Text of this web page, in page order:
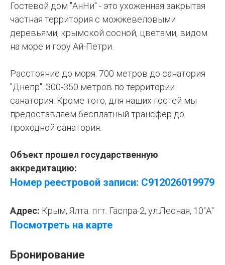
Гостевой дом "АнНи" - это ухоженная закрытая
частная территория с можжевеловыми
деревьями, крымской сосной, цветами, видом
на море и гору Ай-Петри.
Расстояние до моря: 700 метров до санатория
"Днепр". 300-350 метров по территории
санатория. Кроме того, для наших гостей мы
предоставляем бесплатный трансфер до
проходной санатория.
Объект прошел государственную
аккредитацию:
Номер реестровой записи: С912026019979
Адрес: Крым, Ялта. пгт. Гаспра-2, ул.Лесная, 10"А"
Посмотреть на карте
Бронирование